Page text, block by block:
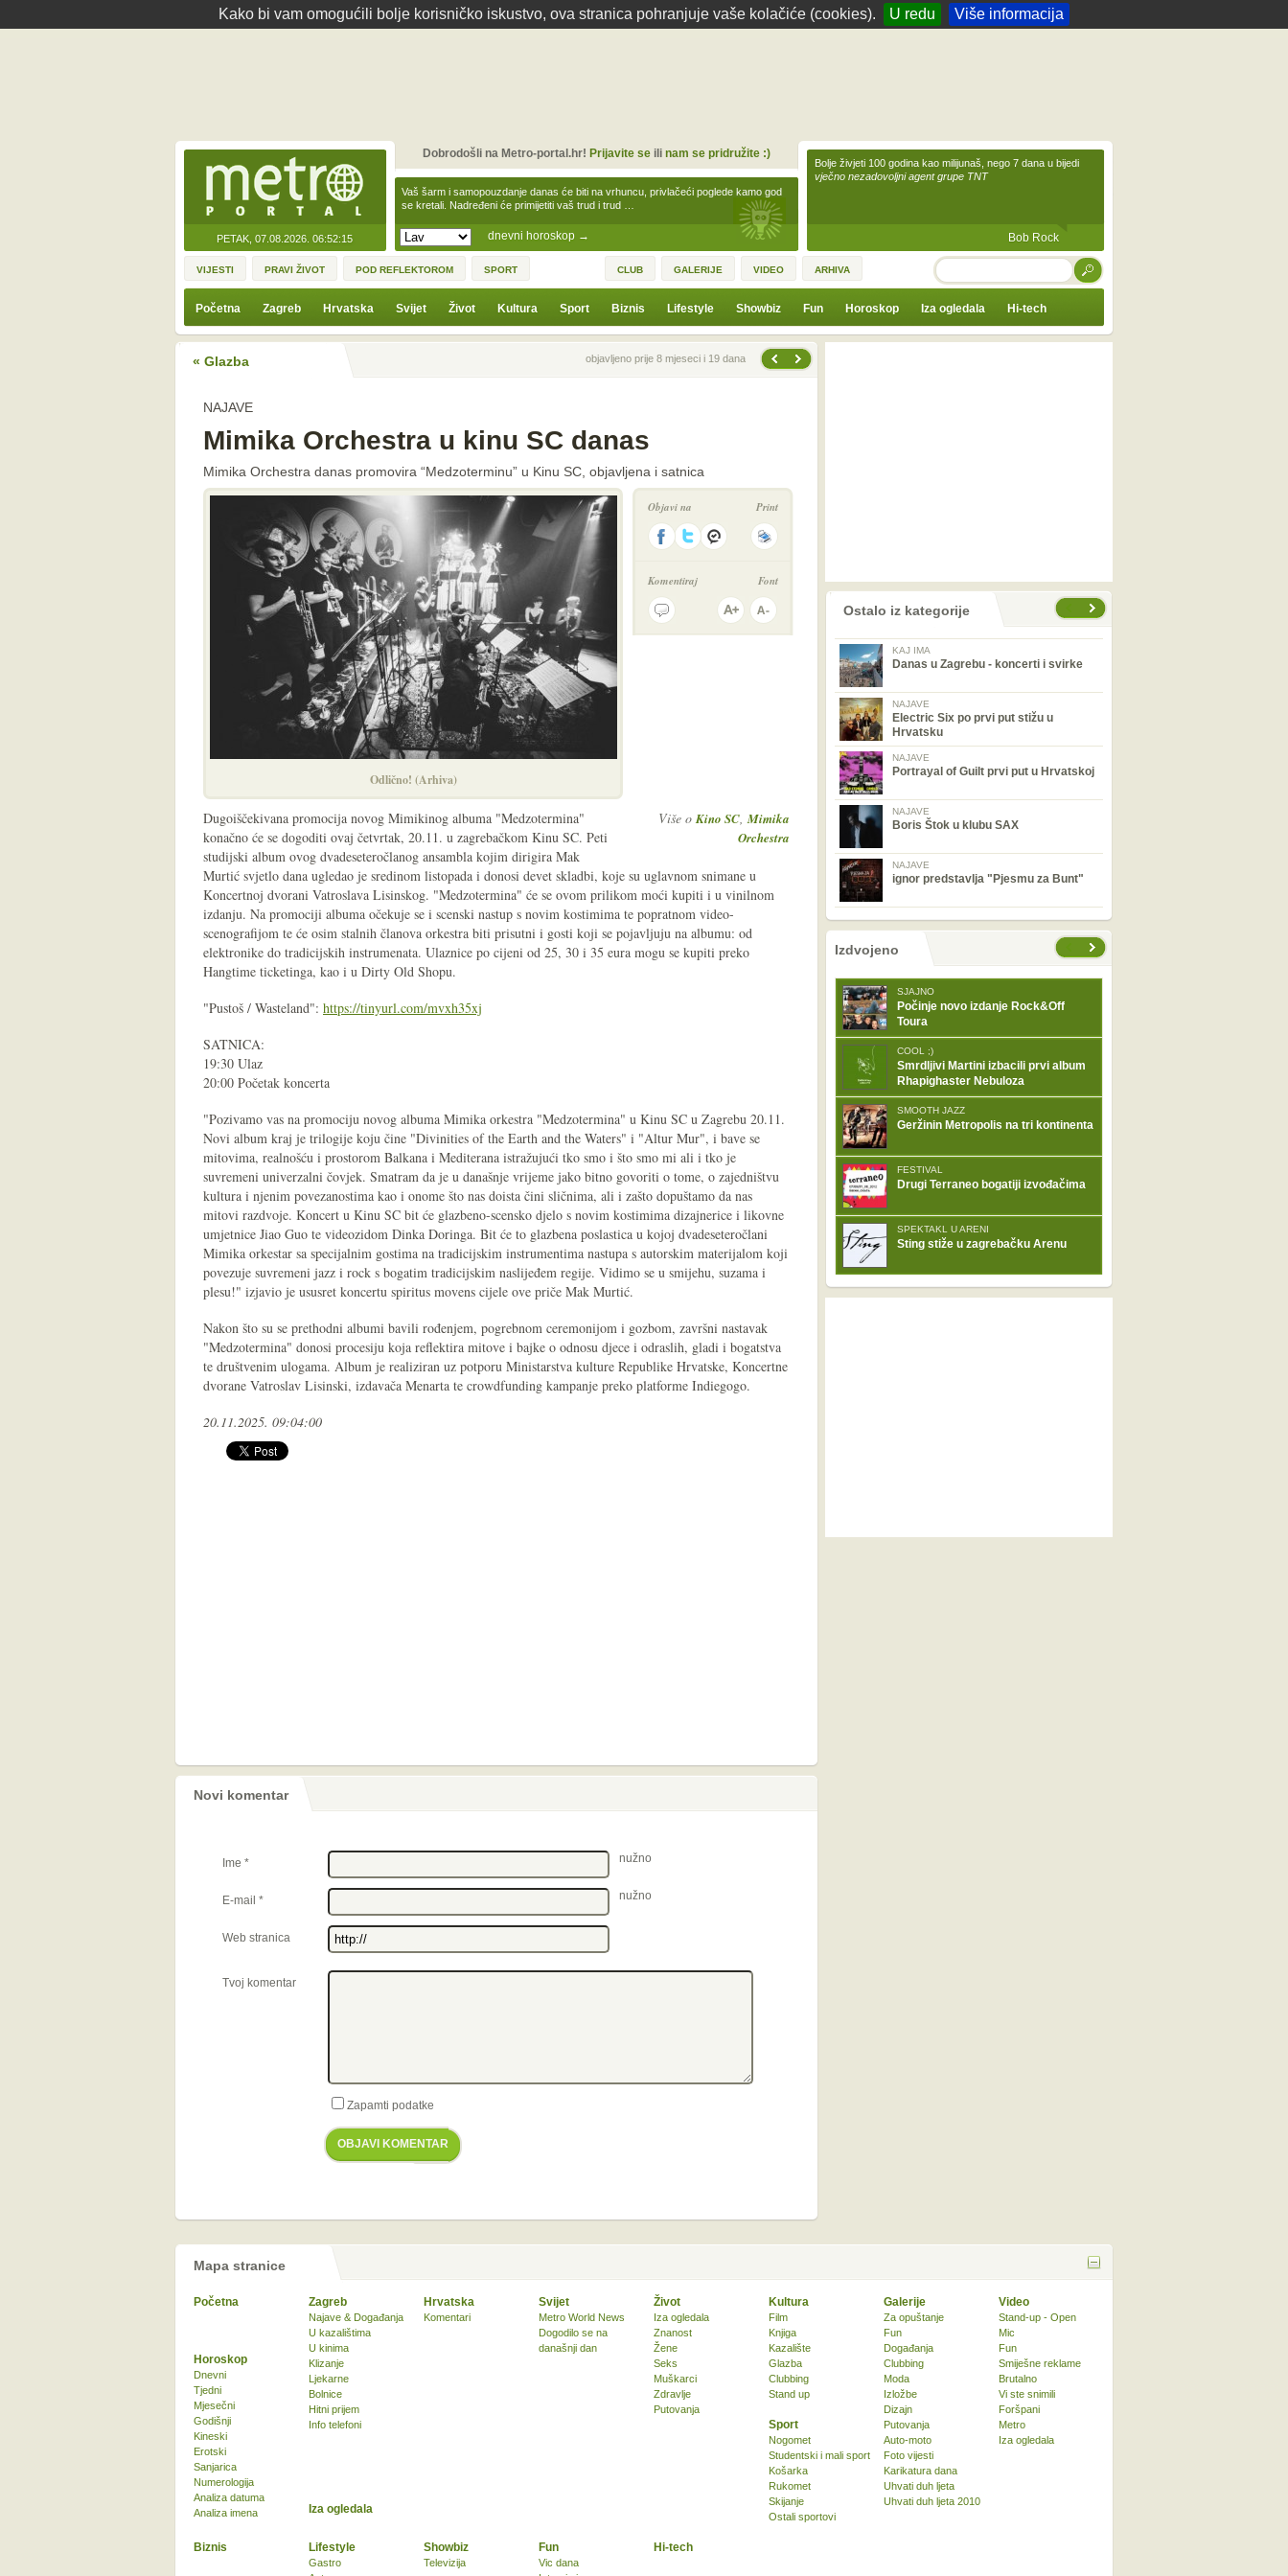
Kako bi vam omogućili bolje korisničko iskustvo, ova stranica pohranjuje vaše kolačiće (cookies). U redu Više informacija
PETAK, 07.08.2026. 06:52:15 dnevni horoskop →
Vaš šarm i samopouzdanje danas će biti na vrhuncu, privlačeći poglede kamo god
se kretali. Nadređeni će primijetiti vaš trud i trud …
Dobrodošli na Metro-portal.hr! Prijavite seili nam se pridružite :)
Bolje živjeti 100 godina kao milijunaš, nego 7 dana u bijedi
vječno nezadovoljni agent grupe TNT
Bob Rock
VIJESTI PRAVI ŽIVOT POD REFLEKTOROM SPORT CLUB GALERIJE VIDEO ARHIVA TRAŽI
Početna Zagreb Hrvatska Svijet Život Kultura Sport Biznis Lifestyle Showbiz Fun Horoskop Iza ogledala Hi-tech
« Glazba Prethodna vijestobjavljeno prije 8 mjeseci i 19 dana
NAJAVE
Mimika Orchestra u kinu SC danas
Mimika Orchestra danas promovira “Medzoterminu” u Kinu SC, objavljena i satnica
Odlično! (Arhiva)
Objavi na Print
Komentiraj Font
Više oKino SC,Mimika
Orchestra
Dugoiščekivana promocija novog Mimikinog albuma "Medzotermina"
konačno će se dogoditi ovaj četvrtak, 20.11. u zagrebačkom Kinu SC. Peti
studijski album ovog dvadeseteročlanog ansambla kojim dirigira Mak
Murtić svjetlo dana ugledao je sredinom listopada i donosi devet skladbi, koje su uglavnom snimane u
Koncertnoj dvorani Vatroslava Lisinskog. "Medzotermina" će se ovom prilikom moći kupiti i u vinilnom
izdanju. Na promociji albuma očekuje se i scenski nastup s novim kostimima te popratnom video-
scenografijom te će osim stalnih članova orkestra biti prisutni i gosti koji se pojavljuju na albumu: od
elektronike do tradicijskih instrumenata. Ulaznice po cijeni od 25, 30 i 35 eura mogu se kupiti preko
Hangtime ticketinga, kao i u Dirty Old Shopu.
"Pustoš / Wasteland": https://tinyurl.com/mvxh35xj
SATNICA:
19:30 Ulaz
20:00 Početak koncerta
"Pozivamo vas na promociju novog albuma Mimika orkestra "Medzotermina" u Kinu SC u Zagrebu 20.11.
Novi album kraj je trilogije koju čine "Divinities of the Earth and the Waters" i "Altur Mur", i bave se
mitovima, realnošću i prostorom Balkana i Mediterana istražujući tko smo i što smo mi ali i tko je
suvremeni univerzalni čovjek. Smatram da je u današnje vrijeme jako bitno govoriti o tome, o zajedništvu
kultura i njenim povezanostima kao i onome što nas doista čini sličnima, ali i zašto dopuštamo da nas
mitovi razdvoje. Koncert u Kinu SC bit će glazbeno-scensko djelo s novim kostimima dizajnerice i likovne
umjetnice Jiao Guo te videozidom Dinka Doringa. Bit će to glazbena poslastica u kojoj dvadeseteročlani
Mimika orkestar sa specijalnim gostima na tradicijskim instrumentima nastupa s autorskim materijalom koji
povezuje suvremeni jazz i rock s bogatim tradicijskim naslijeđem regije. Vidimo se u smijehu, suzama i
plesu!" izjavio je ususret koncertu spiritus movens cijele ove priče Mak Murtić.
Nakon što su se prethodni albumi bavili rođenjem, pogrebnom ceremonijom i gozbom, završni nastavak
"Medzotermina" donosi procesiju koja reflektira mitove i bajke o odnosu djece i odraslih, gladi i bogatstva
te društvenim ulogama. Album je realiziran uz potporu Ministarstva kulture Republike Hrvatske, Koncertne
dvorane Vatroslav Lisinski, izdavača Menarta te crowdfunding kampanje preko platforme Indiegogo.
20.11.2025. 09:04:00
Novi komentar
Ime * nužno
E-mail * nužno
Web stranica
Tvoj komentar
Zapamti podatke
OBJAVI KOMENTAR
prethodno Ostalo iz kategorije
KAJ IMA
Danas u Zagrebu - koncerti i svirke
NAJAVE
Electric Six po prvi put stižu u
Hrvatsku
NAJAVE
Portrayal of Guilt prvi put u Hrvatskoj
NAJAVE
Boris Štok u klubu SAX
NAJAVE
ignor predstavlja "Pjesmu za Bunt"
nema prethodne stranice
sljedećeIzdvojeno
SJAJNO
Počinje novo izdanje Rock&Off
Toura
COOL ;)
Smrdljivi Martini izbacili prvi album
Rhapighaster Nebuloza
SMOOTH JAZZ
Geržinin Metropolis na tri kontinenta
FESTIVAL
Drugi Terraneo bogatiji izvođačima
SPEKTAKL U ARENI
Sting stiže u zagrebačku Arenu
Mapa stranice
Početna Zagreb
Najave & Događanja
U kazalištima
U kinima
Klizanje
Ljekarne
Bolnice
Hitni prijem
Info telefoni
Hrvatska
Komentari
Svijet
Metro World News
Dogodilo se na
današnji dan
Život
Iza ogledala
Znanost
Žene
Seks
Muškarci
Zdravlje
Putovanja
Kultura
Film
Knjiga
Kazalište
Glazba
Clubbing
Stand up
Sport
Nogomet
Studentski i mali sport
Košarka
Rukomet
Skijanje
Ostali sportovi
Biznis Lifestyle
Gastro
Showbiz
Televizija
Fun
Vic dana
Horoskop
Dnevni
Tjedni
Mjesečni
Godišnji
Kineski
Erotski
Sanjarica
Numerologija
Analiza datuma
Analiza imena
Iza ogledala
Hi-tech
Galerije
Za opuštanje
Fun
Događanja
Clubbing
Moda
Izložbe
Dizajn
Putovanja
Auto-moto
Foto vijesti
Karikatura dana
Uhvati duh ljeta
Uhvati duh ljeta 2010
Video
Stand-up - Open
Mic
Fun
Smiješne reklame
Brutalno
Vi ste snimili
Foršpani
Metro
Iza ogledala